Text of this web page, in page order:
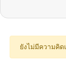
ยังไม่มีความคิด